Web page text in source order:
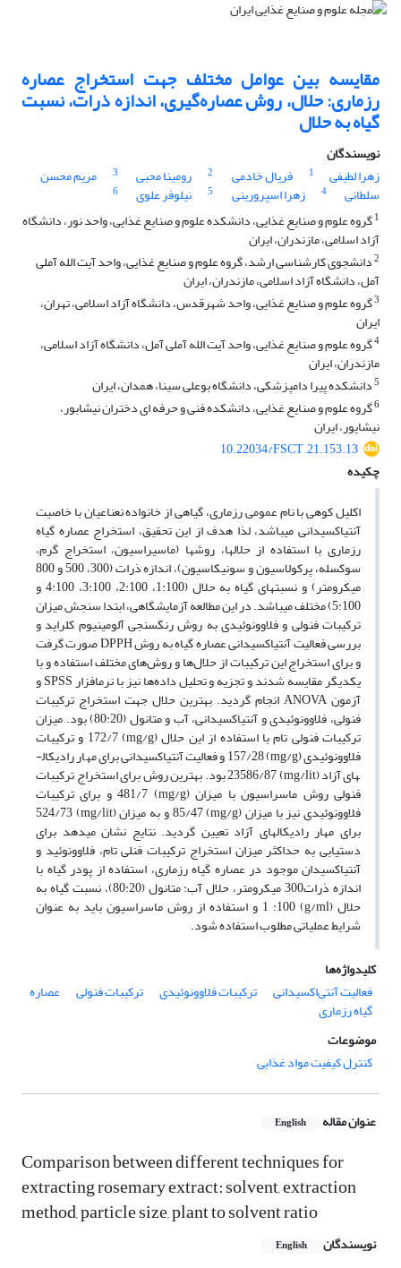
مقایسه بین عوامل مختلف جهت استخراج عصاره
رزماری: حلال، روش عصاره‌گیری، اندازه ذرات، نسبت
گیاه به حلال
نویسندگان
زهرا لطیفی
1 فریال خادمی 2 رومینا محبی 3 مریم محسن
سلطانی 4 زهرا اسپرورینی 5 نیلوفر علوی
6
1گروه علوم و صنایع غذایی، دانشکده علوم و صنایع غذایی، واحد نور، دانشگاه
آزاد اسلامی، مازندران، ایران
2دانشجوی کارشناسی ارشد، گروه علوم و صنایع غذایی، واحد آیت الله آملی
آمل، دانشگاه آزاد اسلامی، مازندران، ایران
3گروه علوم و صنایع غذایی، واحد شهرقدس، دانشگاه آزاد اسلامی، تهران،
ایران
4گروه علوم و صنایع غذایی، واحد آیت الله آملی آمل، دانشگاه آزاد اسلامی،
مازندران، ایران
5دانشکده پیرا دامپزشکی، دانشگاه بوعلی سینا، همدان، ایران
6گروه علوم و صنایع غذایی، دانشکده فنی و حرفه ای دختران نیشابور،
نیشایور، ایران
10.22034/FSCT.21.153.13
چکیده
اکلیل کوهی با نام عمومی رزماری، گیاهی از خانواده نعناعیان با خاصیت
آنتی­اکسیدانی می­باشد، لذا هدف از این تحقیق، استخراج عصاره گیاه
رزماری با استفاده از حلال­ها، روش­ها (ماسیراسیون، استخراج گرم،
سوکسله، پرکولاسیون و سونیکاسیون)، اندازه ذرات (300، 500 و 800
میکرومتر) و نسبت­های گیاه به حلال (1:100، 2:100، 3:100، 4:100 و
5:100) مختلف می­باشد. در این مطالعه آزمایشگاهی، ابتدا سنجش میزان
ترکیبات فنولی و فلاوونوئیدی به روش رنگ­سنجی آلومینیوم کلراید و
بررسی فعالیت آنتی­اکسیدانی عصاره گیاه به روشDPPHصورت گرفت
و برای استخراج این ترکیبات از حلالها و روشهای مختلف استفاده و با
یکدیگر مقایسه شدند و تجزیه و تحلیل دادهها نیز با نرم­افزارSPSSو
آزمونANOVAانجام گردید. بهترین حلال جهت استخراج ترکیبات
فنولی، فلاوونوئیدی و آنتی­اکسیدانی، آب و متانول (80:20) بود. میزان
ترکیبات فنولی تام با استفاده از این حلال (mg/g ) 172/7 و ترکیبات
فلاوونوئیدی (mg/g ) 157/28 و فعالیت آنتی­اکسیدانی برای مهار رادیکال­
های آزاد (mg/lit ) 23586/87 بود. بهترین روش برای استخراج ترکیبات
فنولی روش ماسراسیون با میزان (mg/g ) 481/7 و برای ترکیبات
فلاوونوئیدی نیز با میزان (mg/g) 85/47 و به میزان ( mg/lit
) 524/73
برای مهار رادیکال­های آزاد تعیین گردید. نتایج نشان می­دهد برای
دستیابی به حداکثر میزان استخراج ترکیبات فنلی تام، فلاوونوئید و
آنتی­اکسیدان موجود در عصاره گیاه رزماری، استفاده از پودر گیاه با
اندازه ذرات300 میکرومتر، حلال آب: متانول (80:20)، نسبت گیاه به
حلال (g/ml ) 100: 1 و استفاده از روش ماسراسیون باید به عنوان
شرایط عملیاتی مطلوب استفاده شود.
کلیدواژه‌ها
فعالیت آنتی‌اکسیدانی
ترکیبات فلاوونوئیدی ترکیبات فنولی عصاره
گیاه رزماری
موضوعات
کنترل کیفیت مواد غذایی
عنوان مقاله English
Comparison between different techniques for
extracting rosemary extract: solvent, extraction
method, particle size, plant to solvent ratio
نویسندگان English